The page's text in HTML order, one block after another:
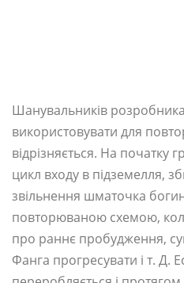
Шанувальників
використовувати для
відрізняється. На початку
цикл входу в підземелля,
звільнення шматочка
повторюваною схемою,
про раннє пробудження,
Фанга прогресувати і т. Д.